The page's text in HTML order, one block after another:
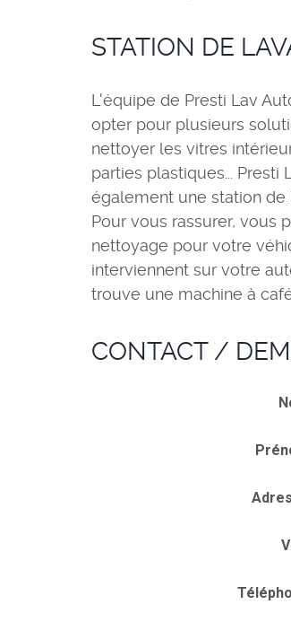
STATION DE
L'équipe de Presti Lav
opter pour plusieurs
nettoyer les vitres
parties plastiques...
également une station
Pour vous rassurer, vous
nettoyage pour votre
interviennent sur votre
trouve une machine à
CONTACT /